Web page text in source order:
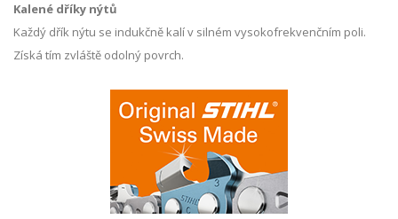
Kalené dříky nýtů
Každý dřík nýtu se indukčně kalí v silném vysokofrekvenčním poli.
Získá tím zvláště odolný povrch.